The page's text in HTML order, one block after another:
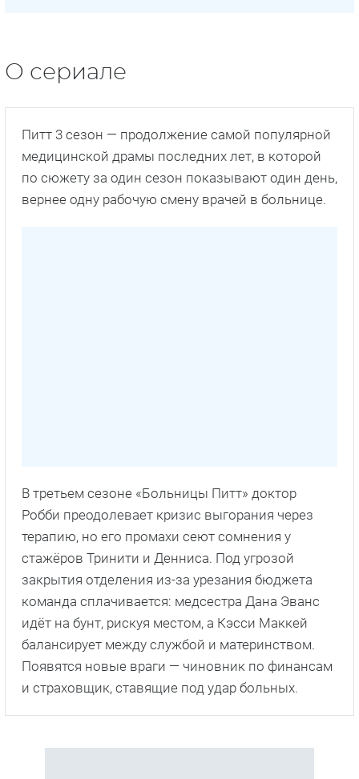
О сериале
Питт 3 сезон — продолжение самой популярной
медицинской драмы последних лет, в которой
по сюжету за один сезон показывают один день,
вернее одну рабочую смену врачей в больнице.
В третьем сезоне «Больницы Питт» доктор
Робби преодолевает кризис выгорания через
терапию, но его промахи сеют сомнения у
стажёров Тринити и Денниса. Под угрозой
закрытия отделения из-за урезания бюджета
команда сплачивается: медсестра Дана Эванс
идёт на бунт, рискуя местом, а Кэсси Маккей
балансирует между службой и материнством.
Появятся новые враги — чиновник по финансам
и страховщик, ставящие под удар больных.